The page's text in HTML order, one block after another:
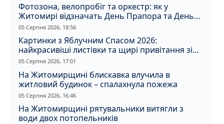
Фотозона, велопробіг та оркестр: як у
Житомирі відзначать День Прапора та День
Незалежності
05 Серпня 2026, 18:56
Картинки з Яблучним Спасом 2026:
найкрасивіші листівки та щирі привітання зі
святом
05 Серпня 2026, 17:01
На Житомирщині блискавка влучила в
житловий будинок – спалахнула пожежа
05 Серпня 2026, 16:46
На Житомирщині рятувальники витягли з
води двох потопельників